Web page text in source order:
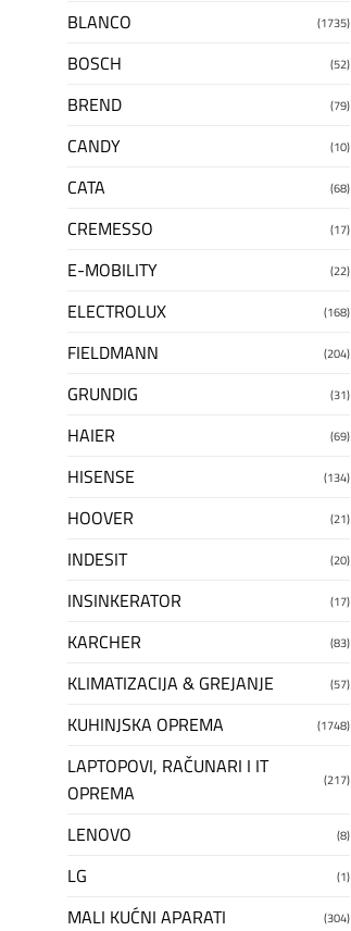
BLANCO (1735)
BOSCH (52)
BREND (79)
CANDY (10)
CATA (68)
CREMESSO (17)
E-MOBILITY (22)
ELECTROLUX (168)
FIELDMANN (204)
GRUNDIG (31)
HAIER (69)
HISENSE (134)
HOOVER (21)
INDESIT (20)
INSINKERATOR (17)
KARCHER (83)
KLIMATIZACIJA & GREJANJE (57)
KUHINJSKA OPREMA (1748)
LAPTOPOVI, RAČUNARI I IT
OPREMA
(217)
LENOVO (8)
LG (1)
MALI KUĆNI APARATI (304)
na
listu
usisivač-kesa
na
listu
Electrolux bojler EWH10QUEEC
DODAJ U KORPU